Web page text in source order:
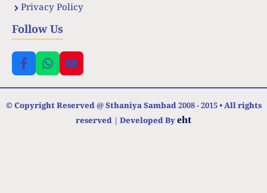
Privacy Policy
Follow Us
© Copyright Reserved @ Sthaniya Sambad 2008 - 2015 • All rights
reserved | Developed Byeht